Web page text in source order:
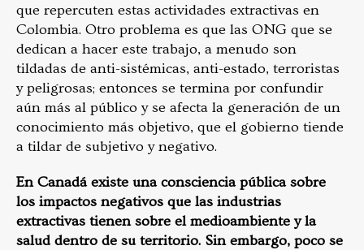
que repercuten estas actividades extractivas en
Colombia. Otro problema es que las ONG que se
dedican a hacer este trabajo, a menudo son
tildadas de anti-sistémicas, anti-estado, terroristas
y peligrosas; entonces se termina por confundir
aún más al público y se afecta la generación de un
conocimiento más objetivo, que el gobierno tiende
a tildar de subjetivo y negativo.
En Canadá existe una consciencia pública sobre
los impactos negativos que las industrias
extractivas tienen sobre el medioambiente y la
salud dentro de su territorio. Sin embargo, poco se